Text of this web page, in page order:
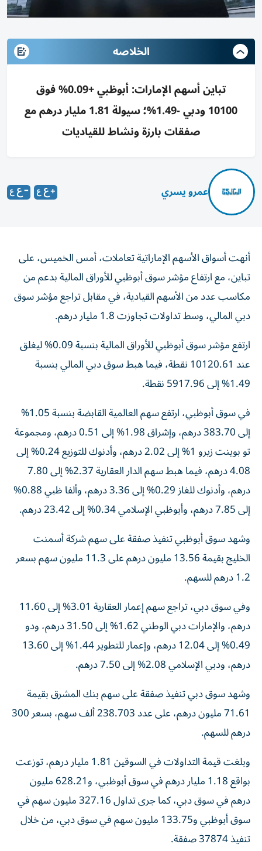
الخلاصه
تباين أسهم الإمارات: أبوظبي +0.09% فوق
10100 ودبي -1.49%؛ سيولة 1.81 مليار درهم مع
صفقات بارزة ونشاط للقياديات
عمرو يسري
أنهت أسواق الأسهم الإماراتية تعاملات، أمس الخميس، على
تباين، مع ارتفاع مؤشر سوق أبوظبي للأوراق المالية بدعم من
مكاسب عدد من الأسهم القيادية، في مقابل تراجع مؤشر سوق
دبي المالي، وسط تداولات تجاوزت 1.8 مليار درهم.
ارتفع مؤشر سوق أبوظبي للأوراق المالية بنسبة 0.09% ليغلق
عند 10120.61 نقطة، فيما هبط سوق دبي المالي بنسبة
1.49% إلى 5917.96 نقطة.
في سوق أبوظبي، ارتفع سهم العالمية القابضة بنسبة 1.05%
إلى 383.70 درهم، وإشراق 1.98% إلى 0.51 درهم، ومجموعة
تو بوينت زيرو 1% إلى 2.02 درهم، وأدنوك للتوزيع 0.24% إلى
4.08 درهم، فيما هبط سهم الدار العقارية 2.37% إلى 7.80
درهم، وأدنوك للغاز 0.29% إلى 3.36 درهم، وألفا ظبي 0.88%
إلى 7.85 درهم، وأبوظبي الإسلامي 0.34% إلى 23.42 درهم.
وشهد سوق أبوظبي تنفيذ صفقة على سهم شركة أسمنت
الخليج بقيمة 13.56 مليون درهم على 11.3 مليون سهم بسعر
1.2 درهم للسهم.
وفي سوق دبي، تراجع سهم إعمار العقارية 3.01% إلى 11.60
درهم، والإمارات دبي الوطني 1.62% إلى 31.50 درهم، ودو
0.49% إلى 12.04 درهم، وإعمار للتطوير 1.44% إلى 13.60
درهم، ودبي الإسلامي 2.08% إلى 7.50 درهم.
وشهد سوق دبي تنفيذ صفقة على سهم بنك المشرق بقيمة
71.61 مليون درهم، على عدد 238.703 ألف سهم، بسعر 300
درهم للسهم.
وبلغت قيمة التداولات في السوقين 1.81 مليار درهم، توزعت
بواقع 1.18 مليار درهم في سوق أبوظبي، و628.21 مليون
درهم في سوق دبي، كما جرى تداول 327.16 مليون سهم في
سوق أبوظبي و133.75 مليون سهم في سوق دبي، من خلال
تنفيذ 37874 صفقة.